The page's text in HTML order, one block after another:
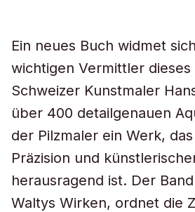
Ein neues Buch widmet
wichtigen Vermittler dieses
Schweizer Kunstmaler
über 400 detailgenauen
der Pilzmaler ein Werk,
Präzision und
herausragend ist. Der
Waltys Wirken, ordnet die